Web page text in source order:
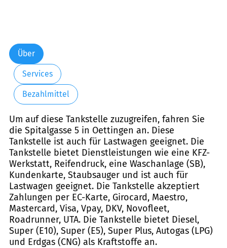
Über
Services
Bezahlmittel
Um auf diese Tankstelle zuzugreifen, fahren Sie
die Spitalgasse 5 in Oettingen an. Diese
Tankstelle ist auch für Lastwagen geeignet. Die
Tankstelle bietet Dienstleistungen wie eine KFZ-
Werkstatt, Reifendruck, eine Waschanlage (SB),
Kundenkarte, Staubsauger und ist auch für
Lastwagen geeignet. Die Tankstelle akzeptiert
Zahlungen per EC-Karte, Girocard, Maestro,
Mastercard, Visa, Vpay, DKV, Novofleet,
Roadrunner, UTA. Die Tankstelle bietet Diesel,
Super (E10), Super (E5), Super Plus, Autogas (LPG)
und Erdgas (CNG) als Kraftstoffe an.